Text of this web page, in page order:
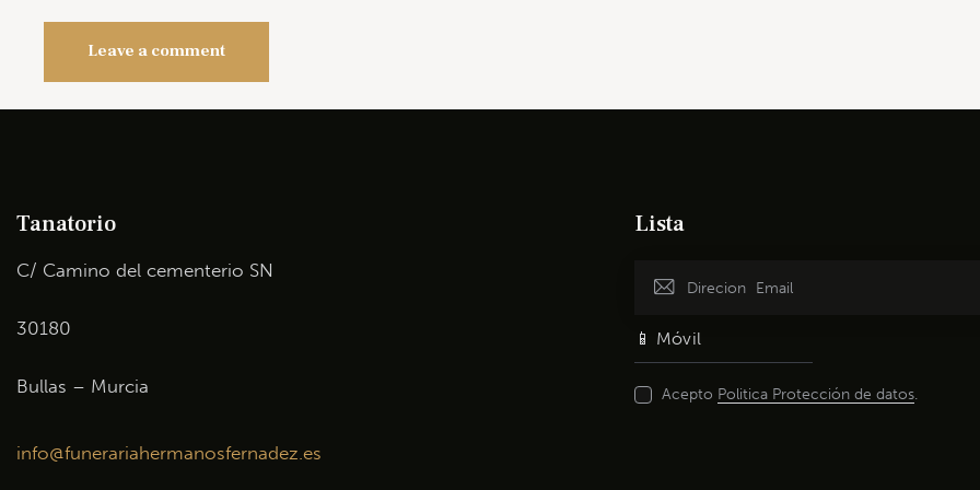
Tanatorio
C/ Camino del cementerio SN
30180
Bullas – Murcia
info@funerariahermanosfernadez.es
Lista
Acepto Politica Protección de datos.